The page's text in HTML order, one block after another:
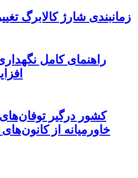
زمانبندی شارژ کالابرگ
راهنمای کامل
خاورمیانه از